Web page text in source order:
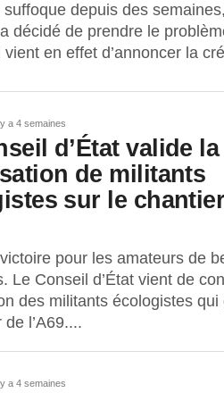
suffoque depuis des
décidé de prendre le
vient en effet d’annoncer la
y a 4 semaines
d’État valide la
de militants
sur le
victoire pour les amateurs de
Le Conseil d’État vient de
des militants écologistes qui
de l’A69....
y a 4 semaines